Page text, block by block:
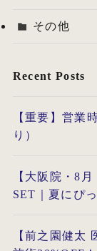
その他
Recent Posts
【重要】営業
り）
【大阪院・8
SET｜夏にぴ
【前之園健太